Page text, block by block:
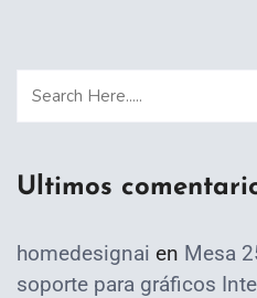
Ultimos
homedesignai en Mesa
soporte para gráficos